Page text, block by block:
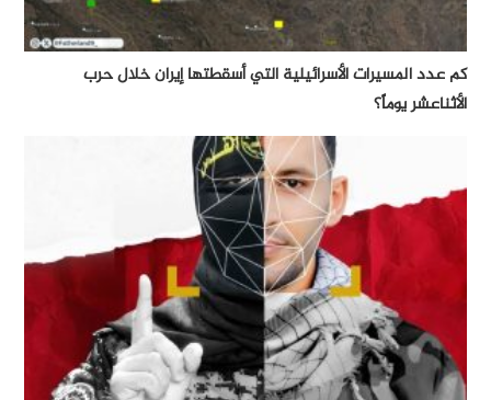
كم عدد المسيرات الأسرائيلية التي أسقطتها إيران خلال حرب
الأثناعشر يوماً؟